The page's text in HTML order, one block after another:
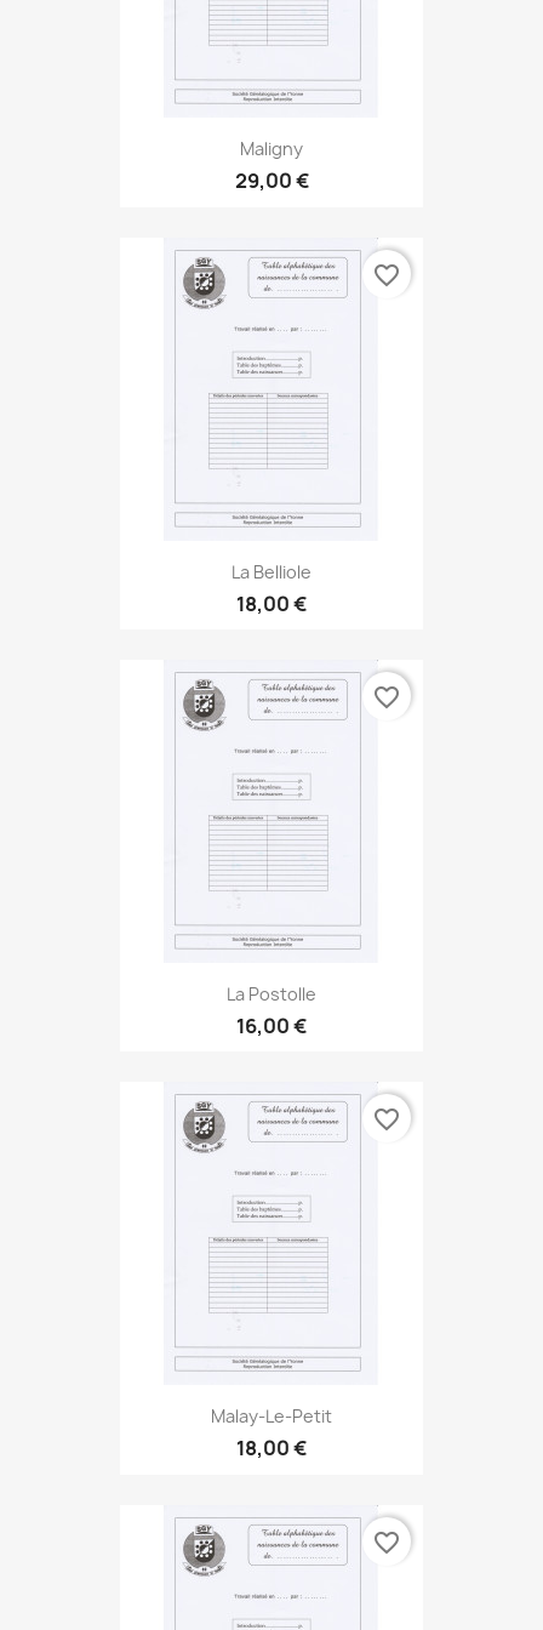
Maligny
29,00 €
La Belliole
18,00 €
favorite_border
La Postolle
16,00 €
favorite_border
Malay-Le-Petit
18,00 €
favorite_border
favorite_border